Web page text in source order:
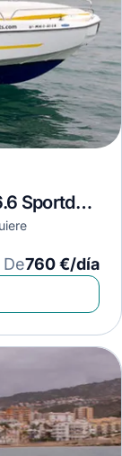
Lancha motora Beneteau Flyer 6.6 Sportdeck · 2014
De760 €/día